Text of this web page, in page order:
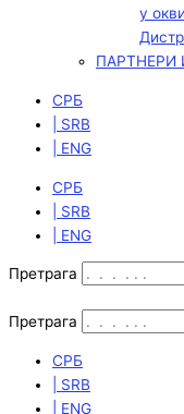
у
ПАРТНЕРИ
СРБ
| SRB
| ENG
СРБ
| SRB
| ENG
Претрага
Претрага
СРБ
| SRB
| ENG